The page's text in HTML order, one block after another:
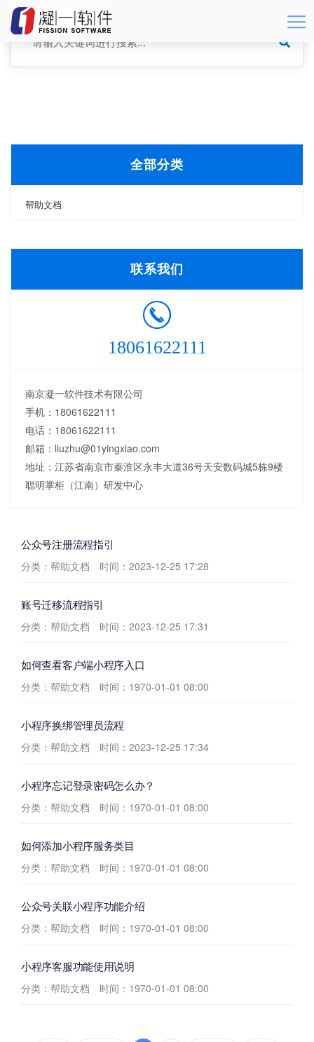
全部分类
帮助文档
联系我们
18061622111
南京凝一软件技术有限公司
手机：18061622111
电话：18061622111
邮箱：liuzhu@01yingxiao.com
地址：江苏省南京市秦淮区永丰大道36号天安数码城5栋9楼
聪明掌柜（江南）研发中心
公众号注册流程指引
分类：帮助文档 时间：2023-12-25 17:28
账号迁移流程指引
分类：帮助文档 时间：2023-12-25 17:31
如何查看客户端小程序入口
分类：帮助文档 时间：1970-01-01 08:00
小程序换绑管理员流程
分类：帮助文档 时间：2023-12-25 17:34
小程序忘记登录密码怎么办？
分类：帮助文档 时间：1970-01-01 08:00
如何添加小程序服务类目
分类：帮助文档 时间：1970-01-01 08:00
公众号关联小程序功能介绍
分类：帮助文档 时间：1970-01-01 08:00
小程序客服功能使用说明
分类：帮助文档 时间：1970-01-01 08:00